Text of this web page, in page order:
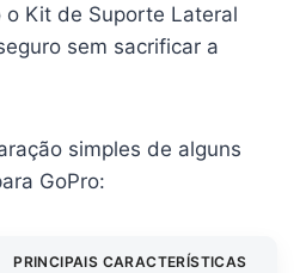
o Kit de Suporte Lateral
sem sacrificar a
simples de alguns
GoPro:
PRINCIPAIS CARACTERÍSTICAS